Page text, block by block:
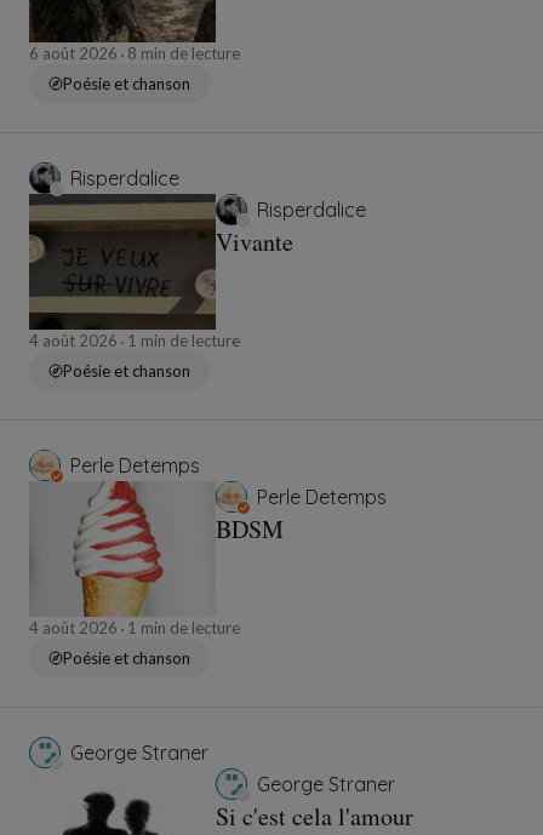
6 août 2026
8 min de lecture
Poésie et chanson
Risperdalice
Risperdalice
Vivante
4 août 2026
1 min de lecture
Poésie et chanson
Perle Detemps
Perle Detemps
BDSM
4 août 2026
1 min de lecture
Poésie et chanson
George Straner
George Straner
Si c'est cela l'amour